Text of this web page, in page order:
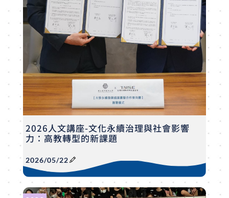
2026人文講座-文化永續治理與社會影響
力：高教轉型的新課題
2026/05/22